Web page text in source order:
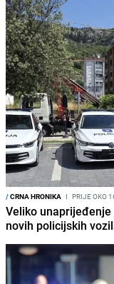
/CRNA HRONIKA I PRIJE OKO
Veliko unaprijeđenje
novih policijskih